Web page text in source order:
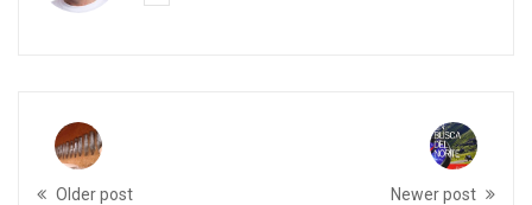
Older post Newer post